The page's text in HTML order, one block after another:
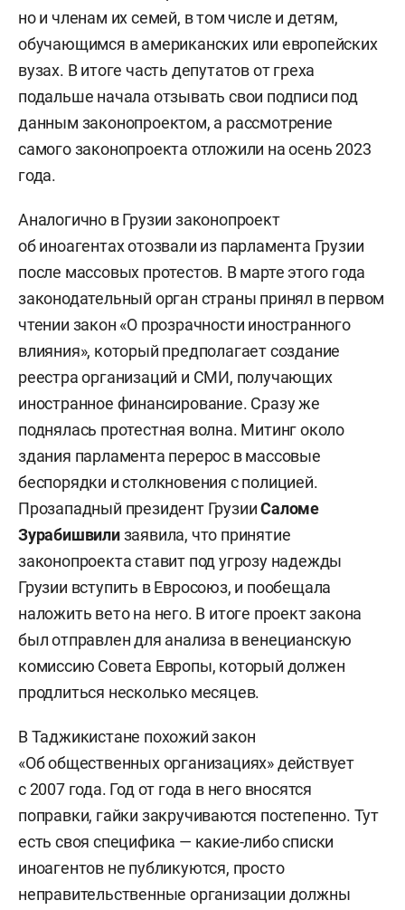
но и членам их семей, в том числе и детям,
обучающимся в американских или европейских
вузах. В итоге часть депутатов от греха
подальше начала отзывать свои подписи под
данным законопроектом, а рассмотрение
самого законопроекта отложили на осень 2023
года.
Аналогично в Грузии законопроект
об иноагентах отозвали из парламента Грузии
после массовых протестов. В марте этого года
законодательный орган страны принял в первом
чтении закон «О прозрачности иностранного
влияния», который предполагает создание
реестра организаций и СМИ, получающих
иностранное финансирование. Сразу же
поднялась протестная волна. Митинг около
здания парламента перерос в массовые
беспорядки и столкновения с полицией.
Прозападный президент ГрузииСаломе
Зурабишвилизаявила, что принятие
законопроекта ставит под угрозу надежды
Грузии вступить в Евросоюз, и пообещала
наложить вето на него. В итоге проект закона
был отправлен для анализа в венецианскую
комиссию Совета Европы, который должен
продлиться несколько месяцев.
В Таджикистане похожий закон
«Об общественных организациях» действует
с 2007 года. Год от года в него вносятся
поправки, гайки закручиваются постепенно. Тут
есть своя специфика — какие-либо списки
иноагентов не публикуются, просто
неправительственные организации должны